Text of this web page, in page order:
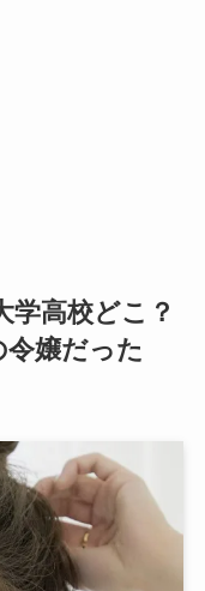
学高校どこ？
嬢だった